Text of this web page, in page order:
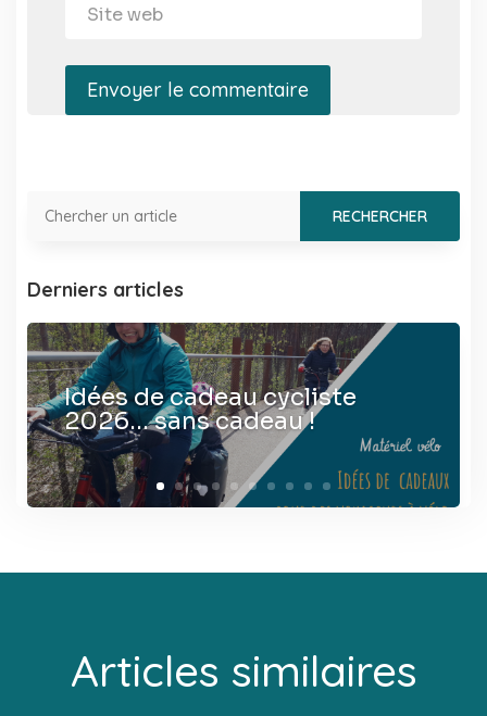
Envoyer le commentaire
Derniers articles
Idées de cadeau cycliste
2026… sans cadeau !
Articles similaires